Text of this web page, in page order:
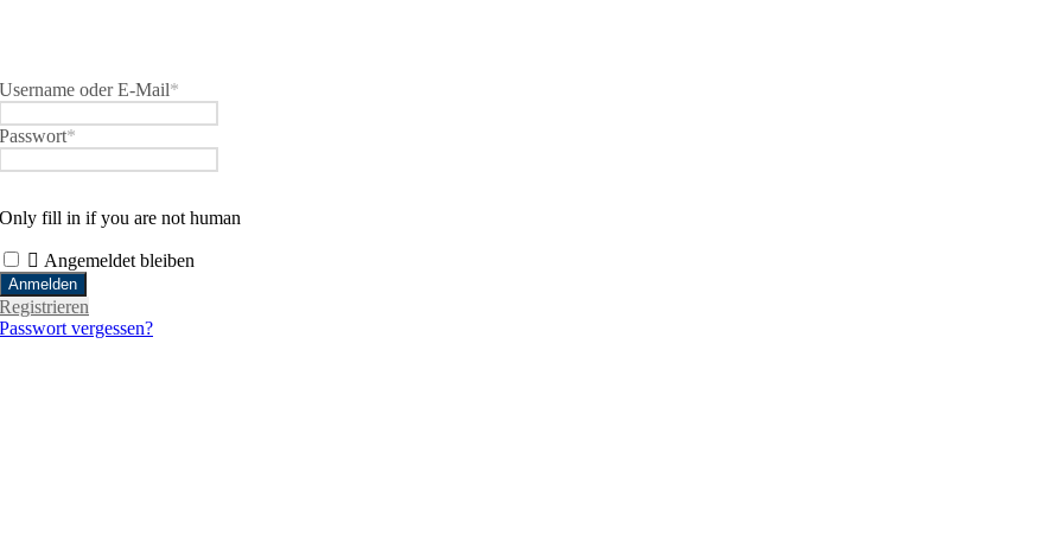
Username oder E-Mail*
Passwort*
Only fill in if you are not human
Angemeldet bleiben
Registrieren
Passwort vergessen?